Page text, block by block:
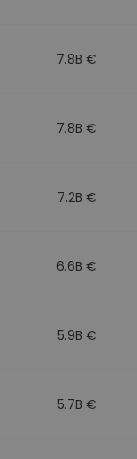
7.8B €
7.8B €
7.2B €
6.6B €
5.9B €
5.7B €